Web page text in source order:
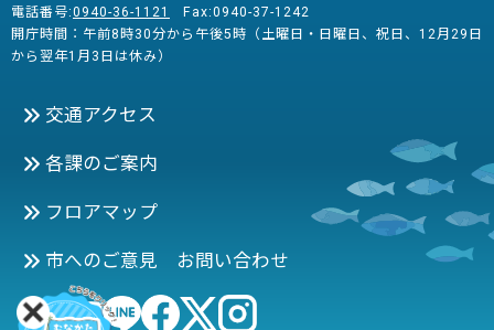
電話番号:0940-36-1121
Fax:0940-37-1242
開庁時間：午前8時30分から午後5時（土曜日・日曜日、祝日、12月29日
から翌年1月3日は休み）
交通アクセス
各課のご案内
フロアマップ
市へのご意見 お問い合わせ